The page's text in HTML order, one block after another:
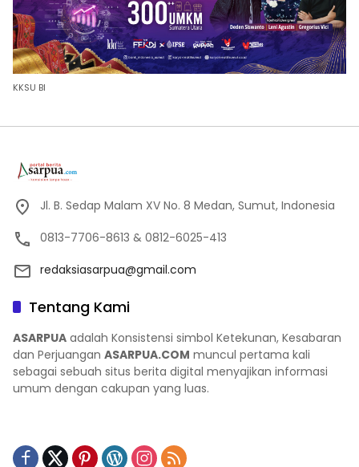
KKSU BI
Jl. B. Sedap Malam XV No. 8 Medan, Sumut, Indonesia
0813-7706-8613 & 0812-6025-413
redaksiasarpua@gmail.com
Tentang Kami
ASARPUA adalah Konsistensi simbol Ketekunan, Kesabaran
dan Perjuangan ASARPUA.COM muncul pertama kali
sebagai sebuah situs berita digital menyajikan informasi
umum dengan cakupan yang luas.